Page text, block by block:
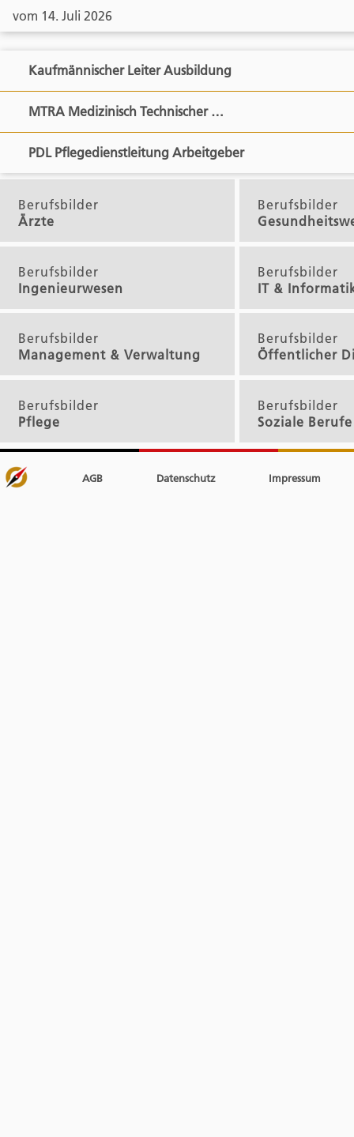
vom 14. Juli 2026
Kaufmännischer Leiter Ausbildung
MTRA Medizinisch Technischer …
PDL Pflegedienstleitung Arbeitgeber
Berufsbilder
Ärzte
Berufsbilder
Berufsbilder
Ingenieurwesen
Berufsbilder
IT &
Berufsbilder
Management & Verwaltung
Berufsbilder
Öffentlicher
Berufsbilder
Pflege
Berufsbilder
Soziale Berufe
AGB Datenschutz Impressum